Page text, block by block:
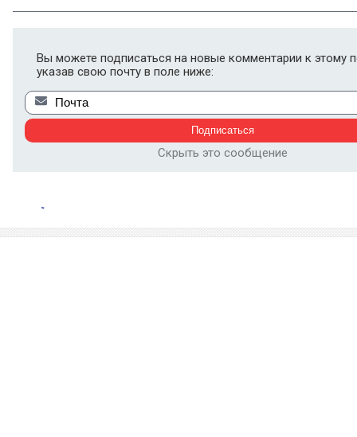
Вы можете подписаться на новые комментарии к этому
указав свою почту в поле ниже:
Скрыть это сообщение